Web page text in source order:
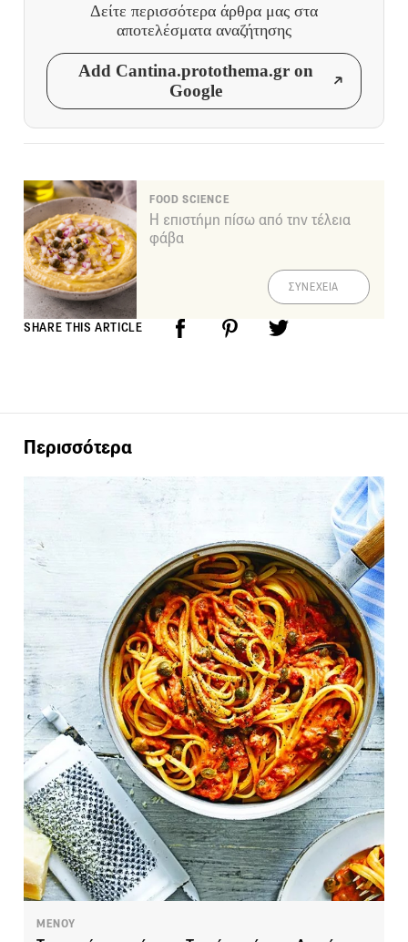
Δείτε περισσότερα άρθρα μας στα
αποτελέσματα αναζήτησης
Add Cantina.protothema.gr on
Google
FOOD SCIENCE
Η επιστήμη πίσω από την τέλεια
φάβα
ΣΥΝΕΧΕΙΑ
SHARE THIS ARTICLE
Περισσότερα
ΜΕΝΟΥ